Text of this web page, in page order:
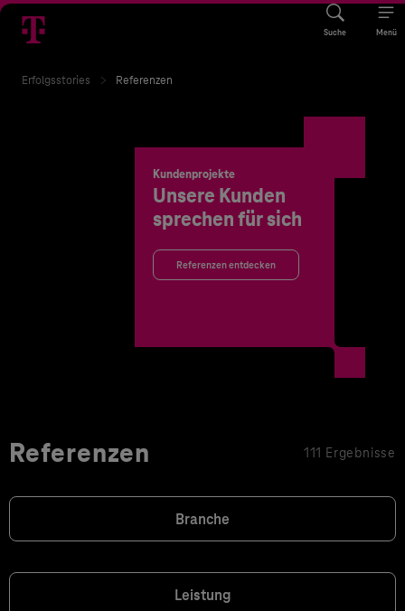
Suche Menü
Erfolgsstories Referenzen
Kundenprojekte
Unsere Kunden
sprechen für sich
Referenzen entdecken
Referenzen 111 Ergebnisse
Branche
Leistung